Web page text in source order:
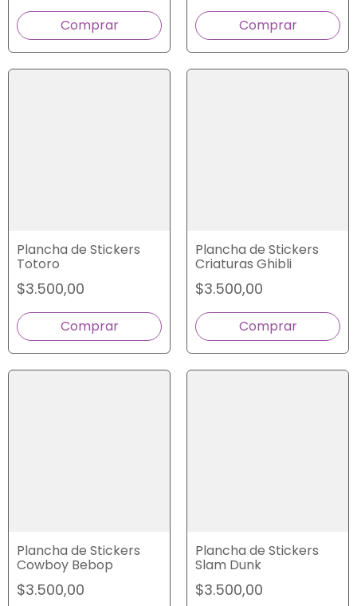
Plancha de Stickers
Totoro
$3.500,00
Plancha de Stickers
Criaturas Ghibli
$3.500,00
Plancha de Stickers
Cowboy Bebop
$3.500,00
Plancha de Stickers
Slam Dunk
$3.500,00